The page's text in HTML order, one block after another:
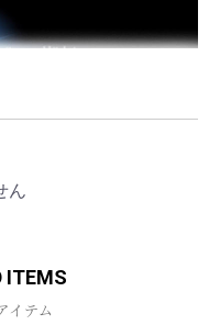
ん
ITEMS
イテム